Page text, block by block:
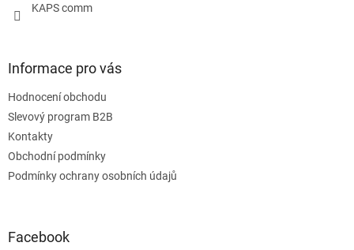
KAPS comm
Informace pro vás
Hodnocení obchodu
Slevový program B2B
Kontakty
Obchodní podmínky
Podmínky ochrany osobních údajů
Facebook